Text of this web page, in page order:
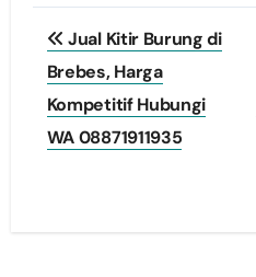
Post
navigation
Jual Kitir Burung di
Brebes, Harga
Kompetitif Hubungi
WA 08871911935